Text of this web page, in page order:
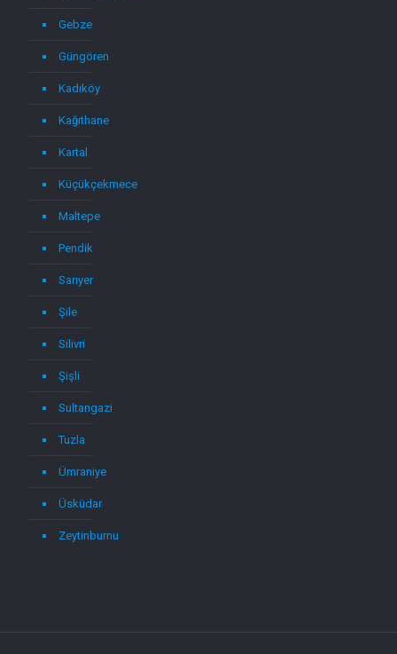
Gebze
Güngören
Kadıköy
Kağıthane
Kartal
Küçükçekmece
Maltepe
Pendik
Sarıyer
Şile
Silivri
Şişli
Sultangazi
Tuzla
Ümraniye
Üsküdar
Zeytinburnu